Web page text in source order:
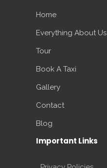
Home
Everything About Us
Tour
Book A Taxi
Gallery
Contact
Blog
Important Links